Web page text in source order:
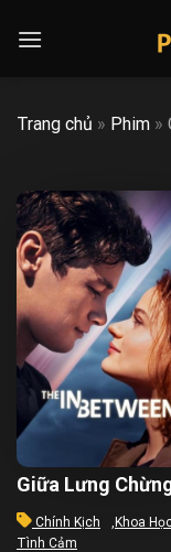
Trang chủ » Phim »
Giữa Lưng
Chính Kịch , Khoa
Tình Cảm